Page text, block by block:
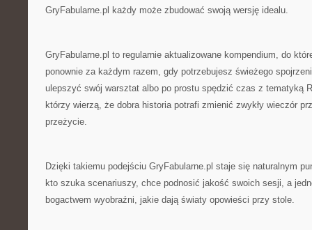
GryFabularne.pl każdy może zbudować swoją wersję idealu.
GryFabularne.pl to regularnie aktualizowane kompendium, do
ponownie za każdym razem, gdy potrzebujesz świeżego
ulepszyć swój warsztat albo po prostu spędzić czas z tematyką
którzy wierzą, że dobra historia potrafi zmienić zwykły wieczór
przeżycie.
Dzięki takiemu podejściu GryFabularne.pl staje się naturalnym
kto szuka scenariuszy, chce podnosić jakość swoich sesji, a
bogactwem wyobraźni, jakie dają światy opowieści przy stole.